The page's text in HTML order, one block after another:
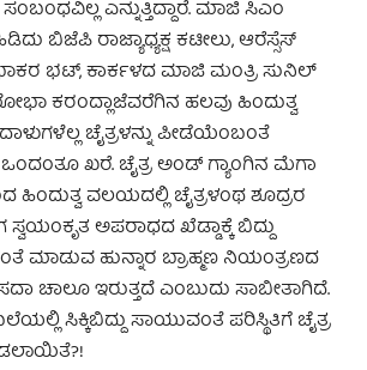
ಎನ್ನುತ್ತಿದ್ದಾರೆ. ಮಾಜಿ ಸಿಎಂ
ಬಿಜೆಪಿ ರಾಜ್ಯಾಧ್ಯಕ್ಷ ಕಟೀಲು, ಆರೆಸ್ಸೆಸ್
ಭಟ್, ಕಾರ್ಕಳದ ಮಾಜಿ ಮಂತ್ರಿ ಸುನಿಲ್
ಕರಂದ್ಲಾಜೆವರೆಗಿನ ಹಲವು ಹಿಂದುತ್ವ
ಚೈತ್ರಳನ್ನು ಪೀಡೆಯೆಂಬಂತೆ
ಒಂದಂತೂ ಖರೆ. ಚೈತ್ರ ಅಂಡ್ ಗ್ಯಾಂಗಿನ ಮೆಗಾ
ವಲಯದಲ್ಲಿ ಚೈತ್ರಳಂಥ ಶೂದ್ರರ
ಅಪರಾಧದ ಖೆಡ್ಡಾಕ್ಕೆ ಬಿದ್ದು
ಮಾಡುವ ಹುನ್ನಾರ ಬ್ರಾಹ್ಮಣ ನಿಯಂತ್ರಣದ
ಚಾಲೂ ಇರುತ್ತದೆ ಎಂಬುದು ಸಾಬೀತಾಗಿದೆ.
ಸಿಕ್ಕಿಬಿದ್ದು ಸಾಯುವಂತೆ ಪರಿಸ್ಥಿತಿಗೆ ಚೈತ್ರ